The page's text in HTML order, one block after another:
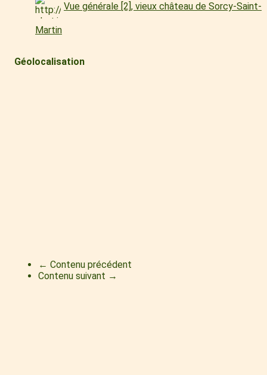
Vue générale [2], vieux château de Sorcy-Saint-
Martin
Géolocalisation
← Contenu précédent
Contenu suivant →